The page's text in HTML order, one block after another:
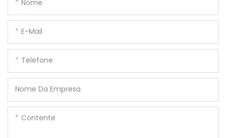
Nome
E-Mail
Telefone
Nome Da Empresa
Contente